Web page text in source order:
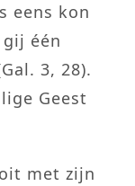
eens kon
één
3, 28).
Geest
met zijn